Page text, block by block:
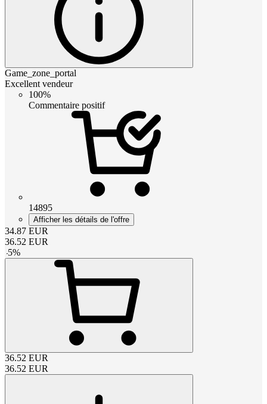
Game_zone_portal
Excellent vendeur
100%
Commentaire positif
14895
Afficher les détails de l'offre
34.87 EUR
36.52 EUR
-5%
36.52 EUR
36.52 EUR